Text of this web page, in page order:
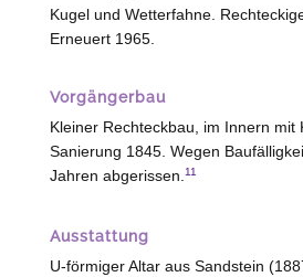
Kugel und Wetterfahne.
Erneuert 1965.
Vorgängerbau
Kleiner Rechteckbau, im Innern mit
Sanierung 1845. Wegen
Jahren abgerissen.11
Ausstattung
U-förmiger Altar aus Sandstein